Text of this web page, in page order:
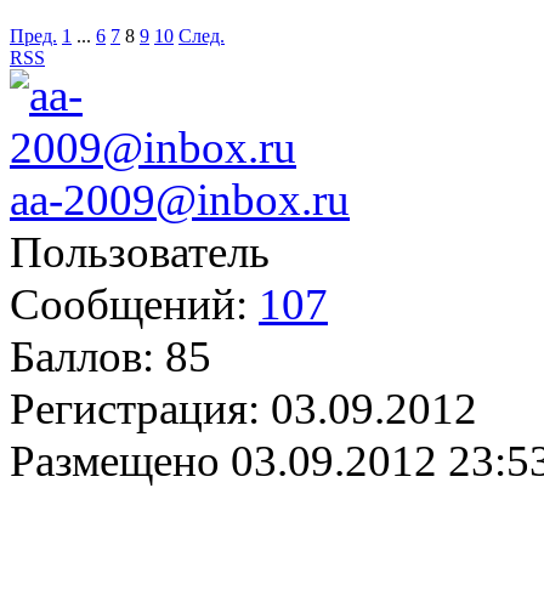
Пред. 1 ... 6 7 8 9 10 След.
RSS
aa-2009@inbox.ru
Пользователь
Сообщений: 107
Баллов: 85
Регистрация: 03.09.2012
Размещено 03.09.2012